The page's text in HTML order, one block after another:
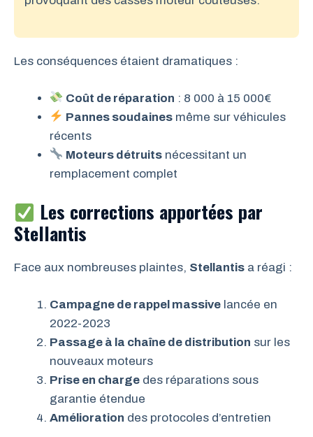
Les conséquences étaient dramatiques :
Coût de réparation : 8 000 à 15 000€
Pannes soudaines même sur véhicules
récents
Moteurs détruits nécessitant un
remplacement complet
Les corrections apportées par
Stellantis
Face aux nombreuses plaintes, Stellantis a réagi :
Campagne de rappel massive lancée en
2022-2023
Passage à la chaîne de distribution sur les
nouveaux moteurs
Prise en charge des réparations sous
garantie étendue
Amélioration des protocoles d’entretien